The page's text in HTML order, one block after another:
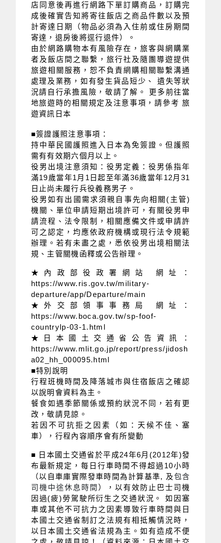
店同意後再進行網路下單訂購商品，訂購完
成後確實告知將寄往飯店之商品件數以及預
計寄達日期（物品必須為入住前或住房期間
寄達，退房後將逕行退件）。
由於網路購物本有風險存在，旅客與網購業
者及飯店間之聯繫，旅行社及隨團導遊提供
旅遊相關服務，恕不負責網購相關聯繫溝通
處理及業務，如有發生貨品短少、 遺失等狀
況請自行承擔風險，敬請了解。 更多前往當
地旅遊時的相關規定及注意事項，請參考 旅
遊資訊日本
■簽證護照注意事項：
持中華民國護照進入日本為免簽證。但護照
需有有效期六個月以上。
役男出境注意須知：役男定義：役男係指年
滿19歲當年1月1日起至年滿36歲當年12月31
日止尚未履行兵役義務男子。
役男如有出國需求須親自事先向相關(主管)
機關、單位申請短期出境許可，有關役男申
請流程、法令限制，相關應備文件或申請許
可之認定，均應依政府機構或現行法令規範
辦理。若有未盡之處，悉依役男出境相關法
規、主管關機函釋或公告辦理。
★內政部役政署網站 網址：
https://www.ris.gov.tw/military-
departure/app/Departure/main
★外交部領事事務局 網址：
https://www.boca.gov.tw/sp-foof-
countrylp-03-1.html
★日本國土交通省公告資訊：
https://www.mlit.go.jp/report/press/jidosh
a02_hh_000095.html
■特別說明
行程班機時間及降落城市與住宿飯店之確認
以說明會資料為主。
餐食如遇季節關係或預約狀況不同，若有更
改，敬請見諒。
若因不可抗拒之因素（如：天候不佳、塞
車），行程內容順序會有所變動
■ 日本國土交通省於平成24年6月(2012年)發
布最新規定，每日行車時間不得超過10小時
（以自車庫實際發車時間為計算基準, 及包含
司機中途休息時間 ），以有效防止巴士司機
因過(疲)勞駕駛所衍生之交通狀況。 如因塞
車或其他不可抗力之因素導致行車時間與日
本國土交通省制訂之法規有相抵觸情況時，
以日本國土交通省法規為主。如有造成不便